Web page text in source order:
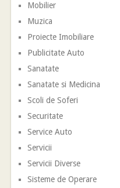
Mobilier
Muzica
Proiecte Imobiliare
Publicitate Auto
Sanatate
Sanatate si Medicina
Scoli de Soferi
Securitate
Service Auto
Servicii
Servicii Diverse
Sisteme de Operare